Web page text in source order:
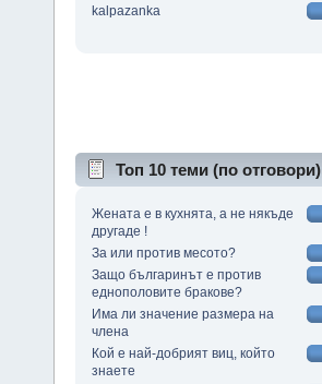
kalpazanka
Топ 10 теми (по отговори)
Жената е в кухнята, а не някъде
другаде !
За или против месото?
Защо българинът е против
еднополовите бракове?
Има ли значение размера на
члена
Кой е най-добрият виц, който
знаете